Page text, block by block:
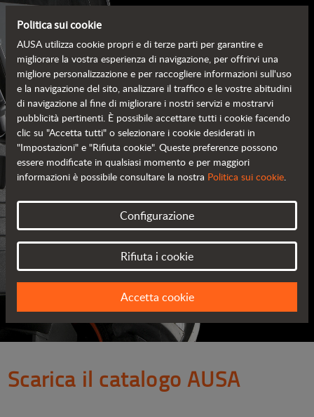
CATALOGHI AUSA
TUTTE LE INFORMAZIONI
A PORTATA DI MANO
Scarica il catalogo AUSA
Politica sui cookie
AUSA utilizza cookie propri e di terze parti per garantire e
migliorare la vostra esperienza di navigazione, per offrirvi una
migliore personalizzazione e per raccogliere informazioni sull'uso
e la navigazione del sito, analizzare il traffico e le vostre abitudini
di navigazione al fine di migliorare i nostri servizi e mostrarvi
pubblicità pertinenti. È possibile accettare tutti i cookie facendo
clic su "Accetta tutti" o selezionare i cookie desiderati in
"Impostazioni" e "Rifiuta cookie". Queste preferenze possono
essere modificate in qualsiasi momento e per maggiori
informazioni è possibile consultare la nostra Politica sui cookie.
Configurazione
Rifiuta i cookie
Accetta cookie